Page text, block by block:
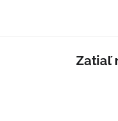
Zatiaľ